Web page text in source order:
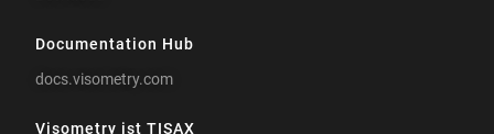
Documentation Hub
docs.visometry.com
Visometry ist TISAX